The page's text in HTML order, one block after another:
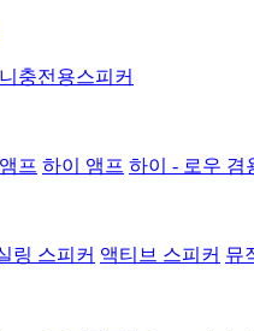
충전용스피커
프 하이 앰프 하이 - 로우 겸
링 스피커 액티브 스피커 뮤